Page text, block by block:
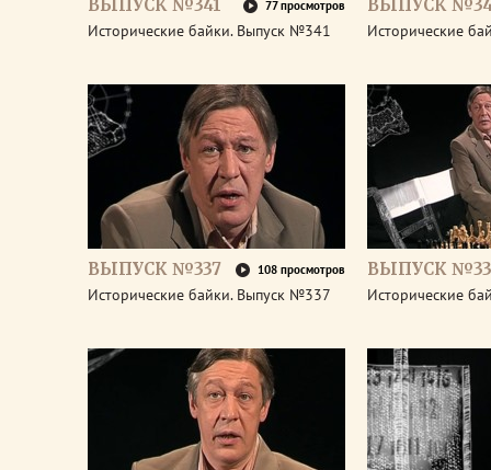
ВЫПУСК №341 77 просмотров
Исторические байки. Выпуск №341
ВЫПУСК
Исторические
ВЫПУСК №337 108 просмотров
Исторические байки. Выпуск №337
ВЫПУСК
Исторические